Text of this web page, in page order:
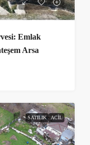
Emlak
Arsa
SATILIK ACIL